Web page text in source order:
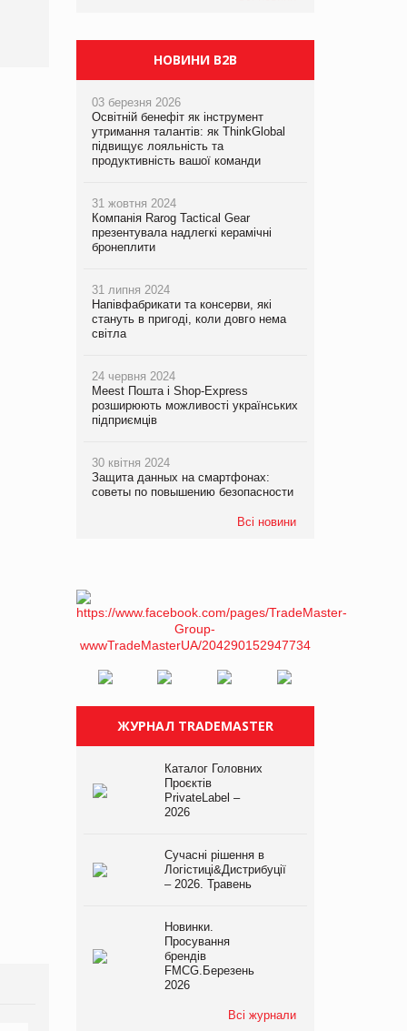
НОВИНИ B2B
03 березня 2026
Освітній бенефіт як інструмент
утримання талантів: як ThinkGlobal
підвищує лояльність та
продуктивність вашої команди
31 жовтня 2024
Компанія Rarog Tactical Gear
презентувала надлегкі керамічні
бронеплити
31 липня 2024
Напівфабрикати та консерви, які
стануть в пригоді, коли довго нема
світла
24 червня 2024
Meest Пошта і Shop-Express
розширюють можливості українських
підприємців
30 квітня 2024
Защита данных на смартфонах:
советы по повышению безопасности
Всі новини
ЖУРНАЛ TRADEMASTER
Каталог Головних
Проєктів
PrivateLabel –
2026
Сучасні рішення в
Логістиці&Дистрибуції
– 2026. Травень
Новинки.
Просування
брендів
FMCG.Березень
2026
Всі журнали